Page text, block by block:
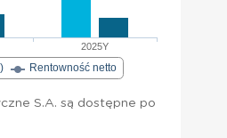
2025Y
Rentowność netto
S.A. są dostępne po